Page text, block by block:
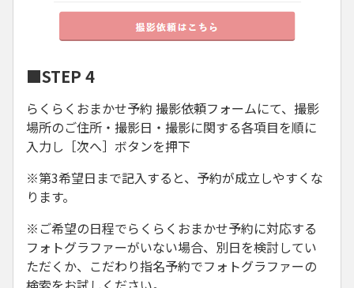
■STEP 4
らくらくおまかせ予約 撮影依頼フォームにて、撮影
場所のご住所・撮影日・撮影に関する各項目を順に
入力し［次へ］ボタンを押下
※第3希望日まで記入すると、予約が成立しやすくな
ります。
※ご希望の日程でらくらくおまかせ予約に対応する
フォトグラファーがいない場合、別日を検討してい
ただくか、こだわり指名予約でフォトグラファーの